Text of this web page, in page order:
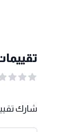
شارك